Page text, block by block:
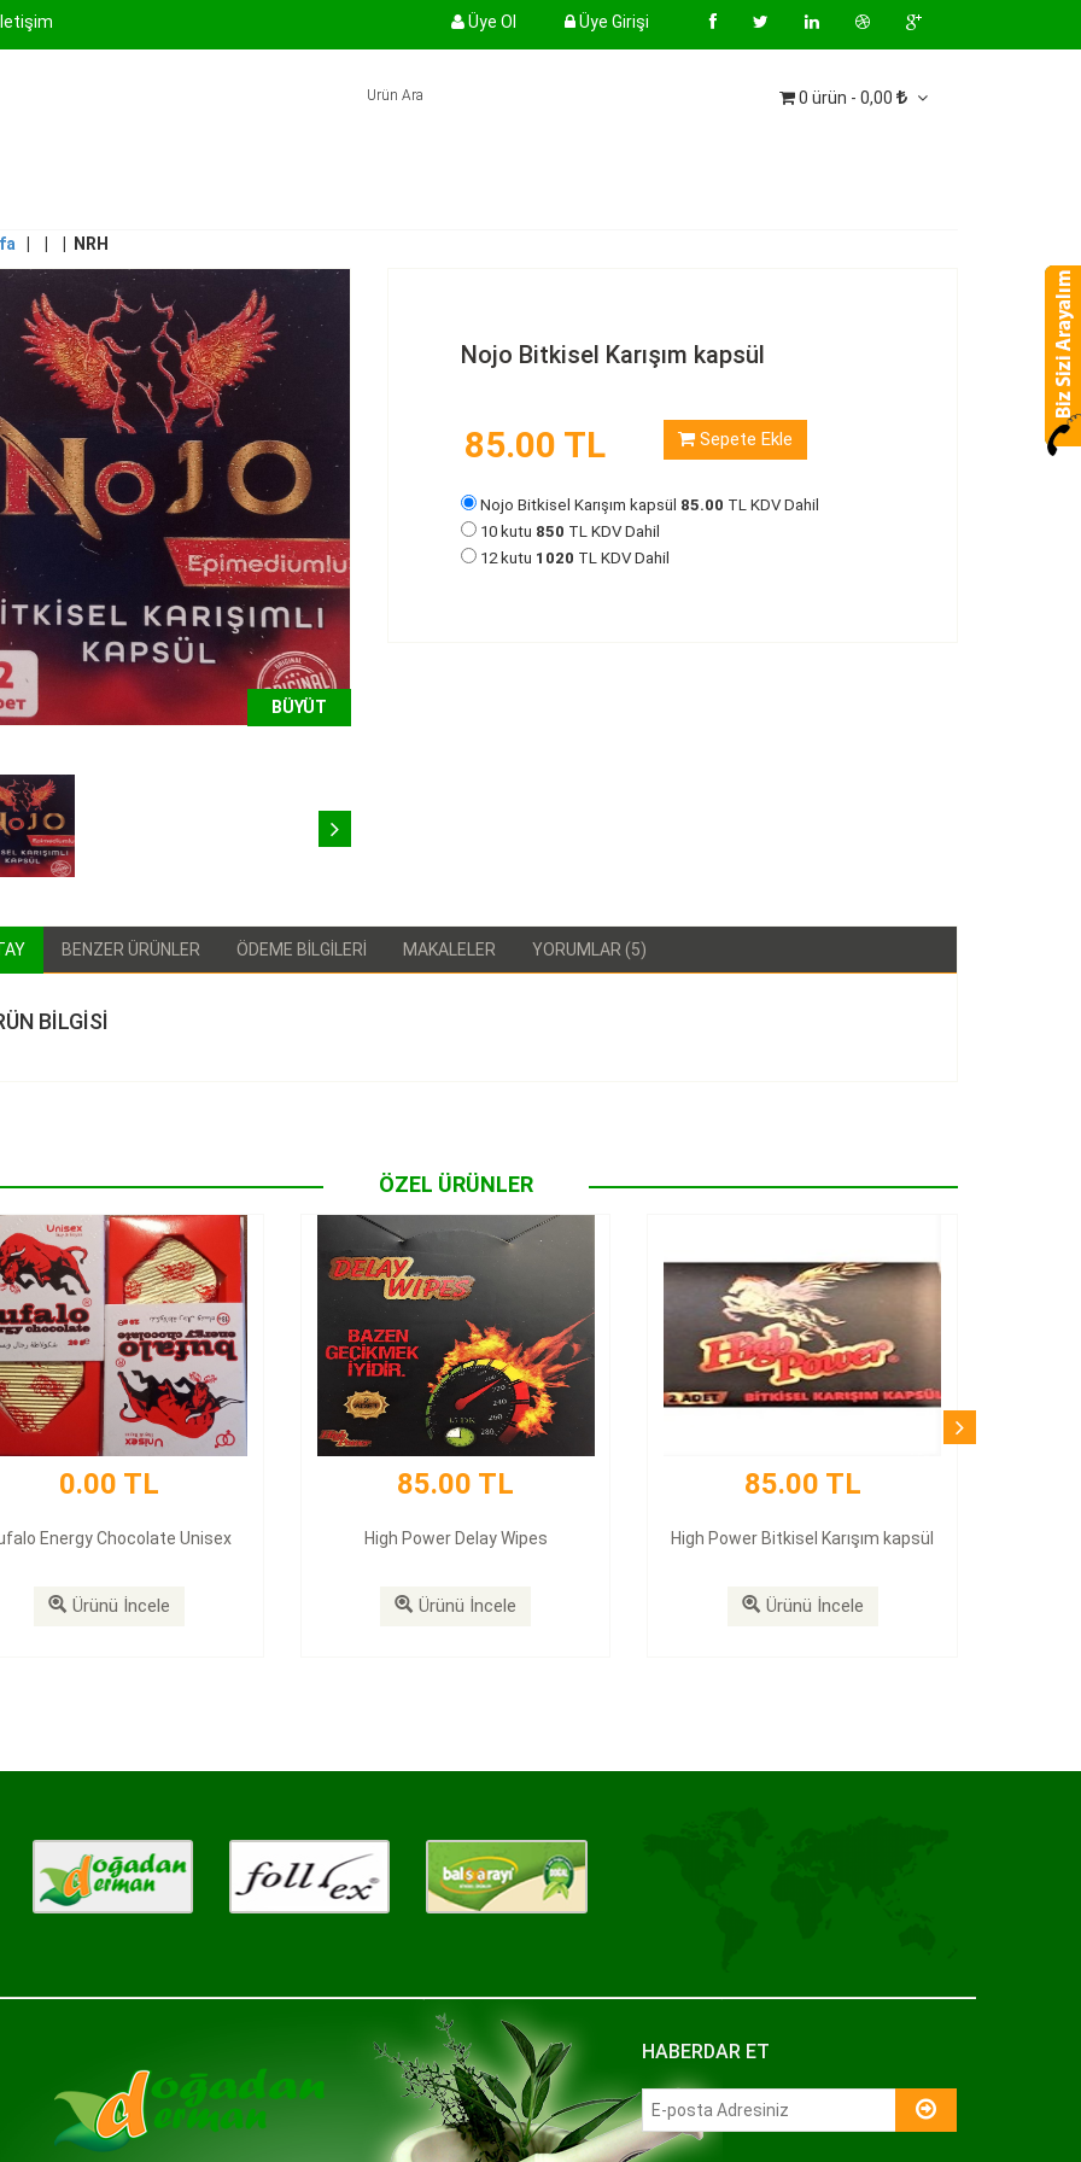
Üye Ol Üye Girişi
0 ürün - 0,00
| NRH
BÜYÜT
Nojo Bitkisel Karışım kapsül
85.00 TL Sepete Ekle
Nojo Bitkisel Karışım kapsül 85.00 TL KDV Dahil
10 kutu 850 TL KDV Dahil
12 kutu 1020 TL KDV Dahil
BENZER ÜRÜNLER ÖDEME BİLGİLERİ MAKALELER YORUMLAR (5)
BİLGİSİ
ÖZEL ÜRÜNLER
0.00 TL
Energy Chocolate Unisex
Ürünü İncele
85.00 TL
High Power Delay Wipes
Ürünü İncele
85.00 TL
High Power Bitkisel Karışım kapsül
Ürünü İncele
HABERDAR ET